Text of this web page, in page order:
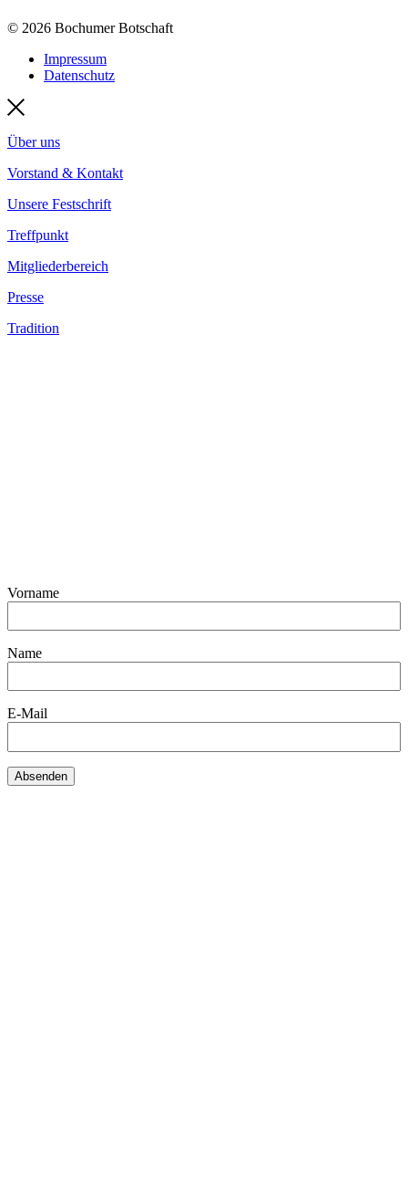
© 2026 Bochumer Botschaft
Impressum
Datenschutz
Über uns
Vorstand & Kontakt
Unsere Festschrift
Treffpunkt
Mitgliederbereich
Presse
Tradition
Vorname
Name
E-Mail